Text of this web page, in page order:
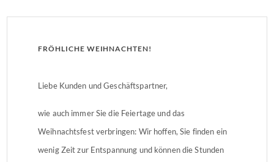
FRÖHLICHE WEIHNACHTEN!
Liebe Kunden und Geschäftspartner,
wie auch immer Sie die Feiertage und das
Weihnachtsfest verbringen: Wir hoffen, Sie finden ein
wenig Zeit zur Entspannung und können die Stunden